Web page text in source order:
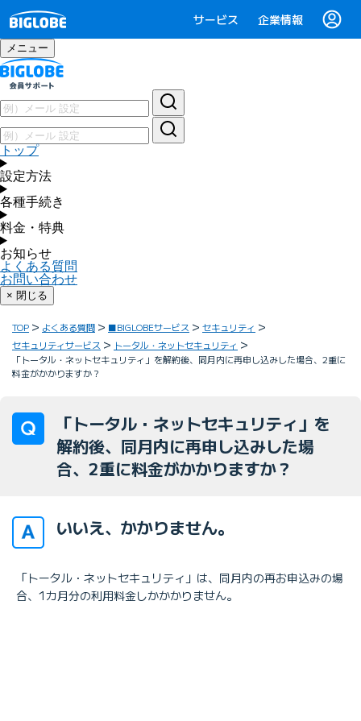
サービス 企業情報
メニュー
トップ
設定方法
各種手続き
料金・特典
お知らせ
よくある質問
お問い合わせ
× 閉じる
TOP よくある質問 ■BIGLOBEサービス
セキュリティ
セキュリティサービス
トータル・ネットセキュリティ
「トータル・ネットセキュリティ」を解約後、同月内に再申し込みした場合、2重に
料金がかかりますか？
「トータル・ネットセキュリティ」を
解約後、同月内に再申し込みした場
合、2重に料金がかかりますか？
いいえ、かかりません。
「トータル・ネットセキュリティ」は、同月内の再お申込みの場
合、1カ月分の利用料金しかかかりません。